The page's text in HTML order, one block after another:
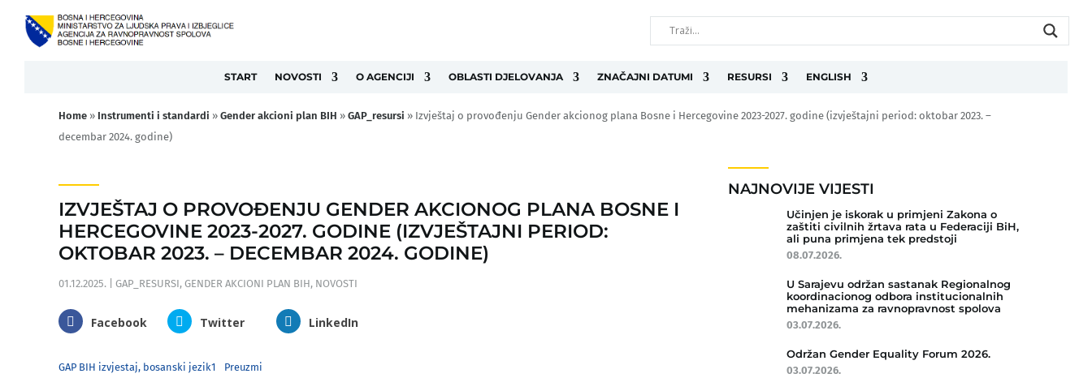
START NOVOSTI O AGENCIJI OBLASTI DJELOVANJA ZNAČAJNI DATUMI RESURSI ENGLISH
Home » Instrumenti i standardi » Gender akcioni plan BIH » GAP_resursi » Izvještaj o provođenju Gender akcionog plana Bosne i Hercegovine 2023-2027. godine (izvještajni period: oktobar 2023. –
decembar 2024. godine)
IZVJEŠTAJ O PROVOĐENJU GENDER AKCIONOG PLANA BOSNE I
HERCEGOVINE 2023-2027. GODINE (IZVJEŠTAJNI PERIOD:
OKTOBAR 2023. – DECEMBAR 2024. GODINE)
01.12.2025. GAP_RESURSI, GENDER AKCIONI PLAN BIH, NOVOSTI
Facebook Twitter LinkedIn
GAP BIH izvjestaj, bosanski jezik1
Preuzmi
NAJNOVIJE VIJESTI
Učinjen je iskorak u primjeni Zakona o
zaštiti civilnih žrtava rata u Federaciji BiH,
ali puna primjena tek predstoji
08.07.2026.
U Sarajevu održan sastanak Regionalnog
koordinacionog odbora institucionalnih
mehanizama za ravnopravnost spolova
03.07.2026.
Održan Gender Equality Forum 2026.
03.07.2026.